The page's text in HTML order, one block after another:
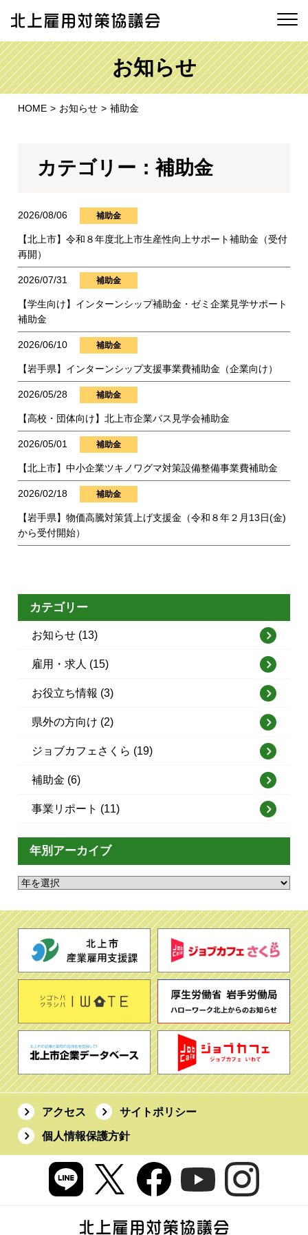
お知らせ
HOME お知らせ 補助金
カテゴリー：補助金
2026/08/06 補助金
【北上市】令和８年度北上市生産性向上サポート補助金（受付
再開）
2026/07/31 補助金
【学生向け】インターンシップ補助金・ゼミ企業見学サポート
補助金
2026/06/10 補助金
【岩手県】インターンシップ支援事業費補助金（企業向け）
2026/05/28 補助金
【高校・団体向け】北上市企業バス見学会補助金
2026/05/01 補助金
【北上市】中小企業ツキノワグマ対策設備整備事業費補助金
2026/02/18 補助金
【岩手県】物価高騰対策賃上げ支援金（令和８年２月13日(金)
から受付開始）
カテゴリー
お知らせ (13)
雇用・求人 (15)
お役立ち情報 (3)
県外の方向け (2)
ジョブカフェさくら (19)
補助金 (6)
事業リポート (11)
年別アーカイブ
アクセス サイトポリシー
個人情報保護方針